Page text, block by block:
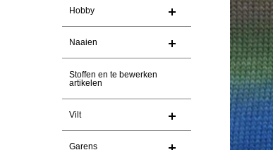
Hobby
Naaien
Stoffen en te bewerken
artikelen
Vilt
Garens